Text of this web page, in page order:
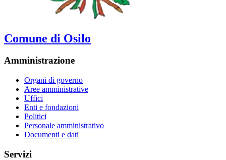
Comune di Osilo
Amministrazione
Organi di governo
Aree amministrative
Uffici
Enti e fondazioni
Politici
Personale amministrativo
Documenti e dati
Servizi